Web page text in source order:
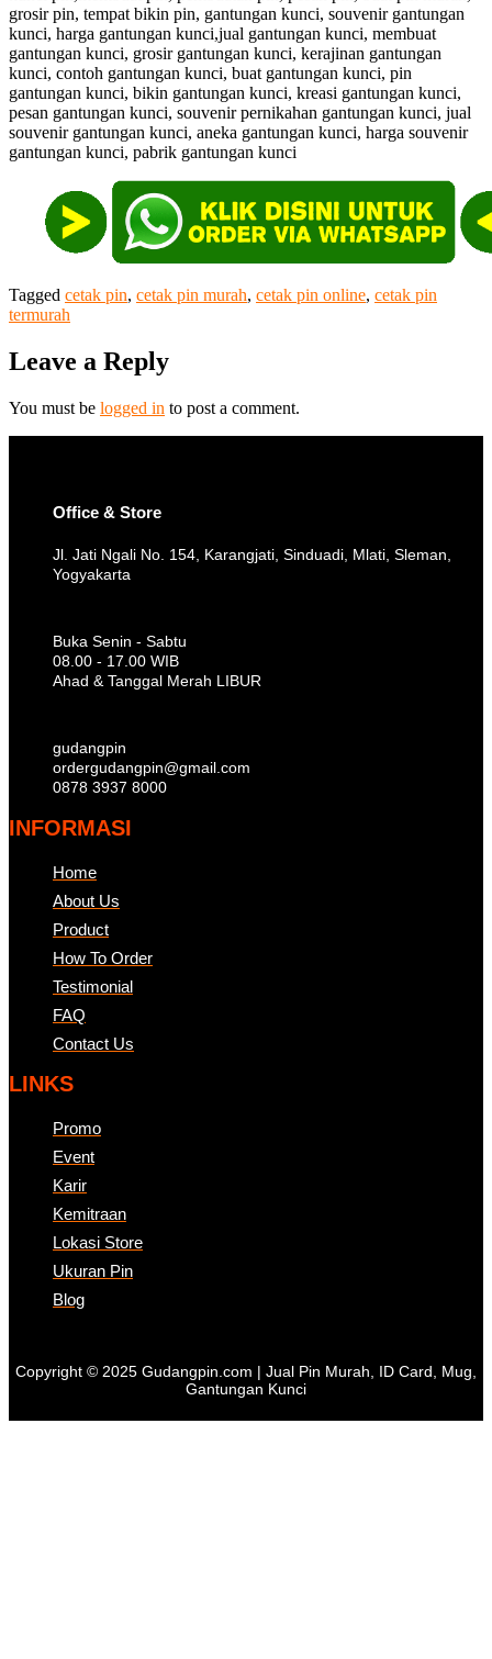
grosir pin, tempat bikin pin, gantungan kunci, souvenir gantungan
kunci, harga gantungan kunci,jual gantungan kunci, membuat
gantungan kunci, grosir gantungan kunci, kerajinan gantungan
kunci, contoh gantungan kunci, buat gantungan kunci, pin
gantungan kunci, bikin gantungan kunci, kreasi gantungan kunci,
pesan gantungan kunci, souvenir pernikahan gantungan kunci, jual
souvenir gantungan kunci, aneka gantungan kunci, harga souvenir
gantungan kunci, pabrik gantungan kunci
Tagged cetak pin, cetak pin murah, cetak pin online, cetak pin
termurah
Leave a Reply
You must be logged in to post a comment.
Office & Store
Jl. Jati Ngali No. 154, Karangjati, Sinduadi, Mlati, Sleman,
Yogyakarta
Buka Senin - Sabtu
08.00 - 17.00 WIB
Ahad & Tanggal Merah LIBUR
gudangpin
ordergudangpin@gmail.com
0878 3937 8000
INFORMASI
Home
About Us
Product
How To Order
Testimonial
FAQ
Contact Us
LINKS
Promo
Event
Karir
Kemitraan
Lokasi Store
Ukuran Pin
Blog
Copyright © 2025 Gudangpin.com | Jual Pin Murah, ID Card, Mug,
Gantungan Kunci